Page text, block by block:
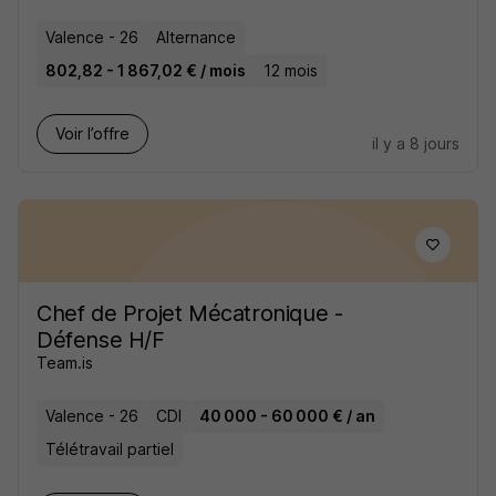
Valence - 26
Alternance
802,82 - 1 867,02 € / mois
12 mois
Voir l’offre
il y a 8 jours
Chef de Projet Mécatronique -
Défense H/F
Team.is
Valence - 26 CDI
40 000 - 60 000 € / an
Télétravail partiel